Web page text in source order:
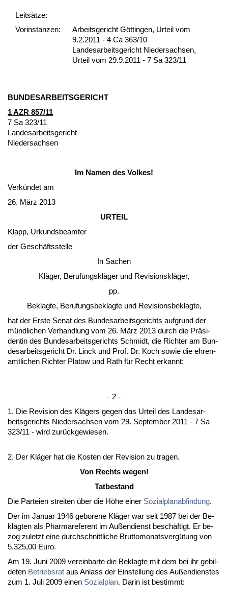
Leit­sätze:
Vor­ins­tan­zen:
Arbeitsgericht Göttingen, Urteil vom
9.2.2011 - 4 Ca 363/10
Landesarbeitsgericht Niedersachsen,
Urteil vom 29.9.2011 - 7 Sa 323/11
BUN­DES­AR­BEITS­GERICHT
1 AZR 857/11
7 Sa 323/11
Lan­des­ar­beits­ge­richt
Nie­der­sach­sen
Im Na­men des Vol­kes!
Verkündet am
26. März 2013
UR­TEIL
Klapp, Ur­kunds­be­am­ter
der Geschäfts­stel­le
In Sa­chen
Kläger, Be­ru­fungskläger und Re­vi­si­onskläger,
pp.
Be­klag­te, Be­ru­fungs­be­klag­te und Re­vi­si­ons­be­klag­te,
hat der Ers­te Se­nat des Bun­des­ar­beits­ge­richts auf­grund der
münd­li­chen Ver­hand­lung vom 26. März 2013 durch die Präsi­
den­tin des Bun­des­ar­beits­ge­richts Schmidt, die Rich­ter am Bun­
des­ar­beits­ge­richt Dr. Linck und Prof. Dr. Koch so­wie die eh­ren­
amt­li­chen Rich­ter Pla­tow und Rath für Recht er­kannt:
- 2 -
1. Die Re­vi­si­on des Klägers ge­gen das Ur­teil des Lan­des­ar­
beits­ge­richts Nie­der­sach­sen vom 29. Sep­tem­ber 2011 - 7 Sa
323/11 - wird zurück­ge­wie­sen.
2. Der Kläger hat die Kos­ten der Re­vi­si­on zu tra­gen.
Von Rechts we­gen!
Tat­be­stand
Die Par­tei­en strei­ten über die Höhe ei­ner So­zi­al­plan­ab­fin­dung.
Der im Ja­nu­ar 1946 ge­bo­re­ne Kläger war seit 1987 bei der Be­
klag­ten als Phar­ma­re­fe­rent im Außen­dienst beschäftigt. Er be­
zog zu­letzt ei­ne durch­schnitt­li­che Brut­to­mo­nats­vergütung von
5.325,00 Eu­ro.
Am 19. Ju­ni 2009 ver­ein­bar­te die Be­klag­te mit dem bei ihr ge­bil­
de­ten Be­triebs­rat aus An­lass der Ein­stel­lung des Außen­diens­tes
zum 1. Ju­li 2009 ei­nen So­zi­al­plan. Dar­in ist be­stimmt: